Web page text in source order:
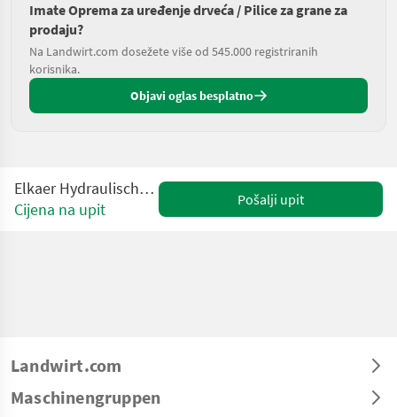
Imate Oprema za uređenje drveća / Pilice za grane za
prodaju?
Na Landwirt.com dosežete više od 545.000 registriranih
korisnika.
Objavi oglas besplatno
Elkaer Hydraulische Astsäge HS 3800
Cijena na upit
Pošalji upit
Landwirt.com
Maschinengruppen